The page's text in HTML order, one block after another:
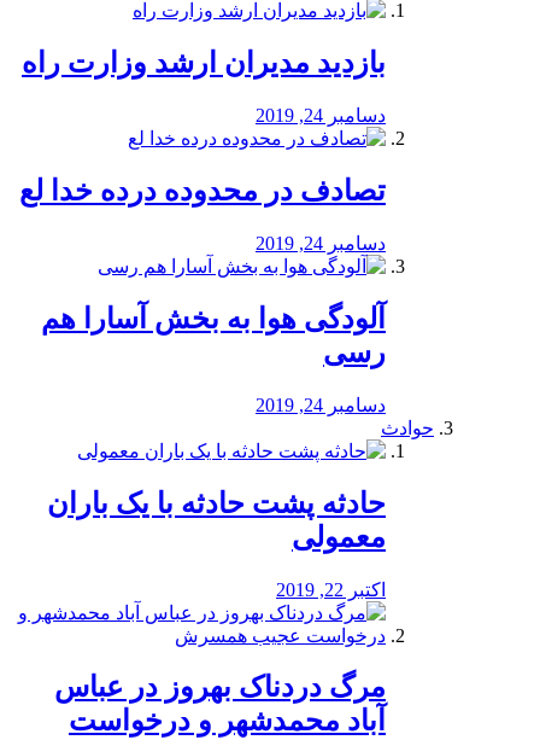
بازدید مدیران ارشد وزارت راه
دسامبر 24, 2019
تصادف در محدوده درده خدا لع
دسامبر 24, 2019
آلودگی هوا به بخش آسارا هم
رسی
دسامبر 24, 2019
حوادث
️حادثه پشت حادثه با یک باران
معمولی
اکتبر 22, 2019
مرگ دردناک بهروز در عباس
آباد محمدشهر و درخواست